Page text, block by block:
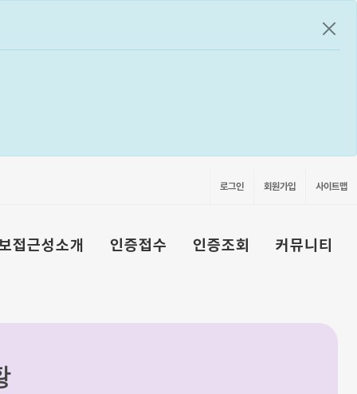
공지
로그인 회원가입 사이트맵
접근성소개 인증접수 인증조회 커뮤니티